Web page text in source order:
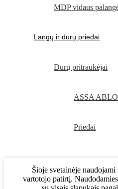
MDP vidaus
Langų ir durų priedai
Durų pritraukėjai
ASSA
Priedai
Šioje svetainėje
vartotojo patirtį.